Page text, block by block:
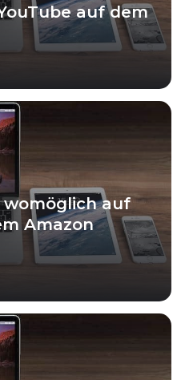
auf dem
womöglich auf
Amazon